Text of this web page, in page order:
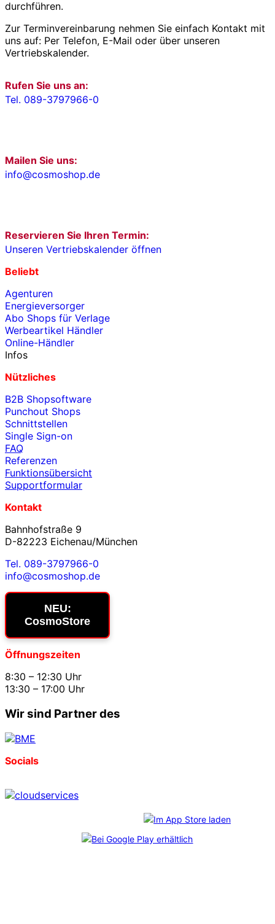
durchführen.
Zur Terminvereinbarung nehmen Sie einfach Kontakt mit
uns auf: Per Telefon, E-Mail oder über unseren
Vertriebskalender.
Rufen Sie uns an:
Tel. 089-3797966-0
Mailen Sie uns:
info@cosmoshop.de
Reservieren Sie Ihren Termin:
Unseren Vertriebskalender öffnen
Beliebt
Agenturen
Energieversorger
Abo Shops für Verlage
Werbeartikel Händler
Online-Händler
Infos
Nützliches
B2B Shopsoftware
Punchout Shops
Schnittstellen
Single Sign-on
FAQ
Referenzen
Funktionsübersicht
Supportformular
Kontakt
Bahnhofstraße 9
D-82223 Eichenau/München
Tel. 089-3797966-0
info@cosmoshop.de
NEU:
CosmoStore
Öffnungszeiten
8:30 – 12:30 Uhr
13:30 – 17:00 Uhr
Wir sind Partner des
Socials